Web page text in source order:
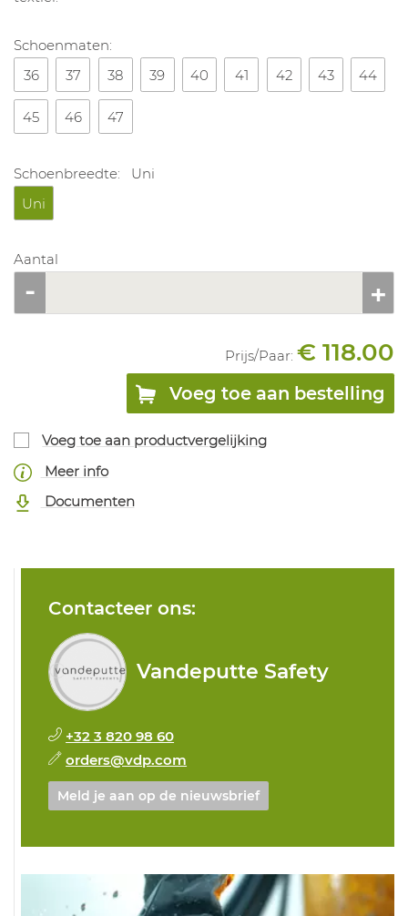
Schoenmaten:
36
37 38 39 40 41 42 43 44
45 46 47
Schoenbreedte:
Uni
Uni
Aantal
Prijs/Paar: € 118.00
Voeg toe aan bestelling
Voeg toe aan productvergelijking
Meer info
Documenten
Contacteer ons:
Vandeputte Safety
+32 3 820 98 60
orders@vdp.com
Meld je aan op de nieuwsbrief